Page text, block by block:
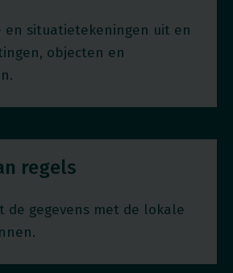
en situatietekeningen uit en
objecten en
regels
de gegevens met de lokale